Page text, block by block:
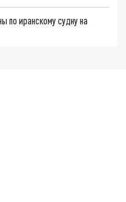
по иранскому судну на